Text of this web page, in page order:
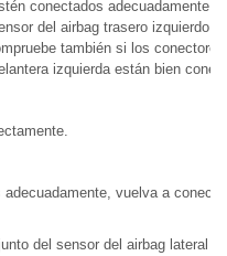
conectados adecuadamente
del airbag trasero izquierdo y
también si los
izquierda están bien
vuelva a
del sensor del airbag lateral